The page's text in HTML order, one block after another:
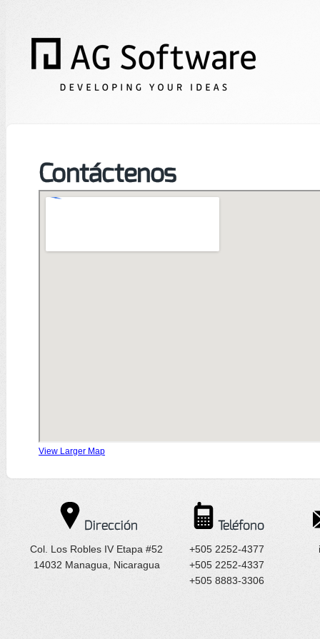
Contáctenos
View Larger Map
Dirección
Col. Los Robles IV Etapa #52
14032 Managua, Nicaragua
Teléfono
+505 2252-4377
+505 2252-4337
+505 8883-3306